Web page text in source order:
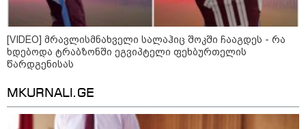
როგორ ჩავიცვათ 40 წლის
[VIDEO] მრავლისმნახველი სალაჰიც შოკში ჩააგდეს - რა
ხდებოდა ტრაბზონში ეგვიპტელი ფეხბურთელის
წარდგენისას
MKURNALI.GE